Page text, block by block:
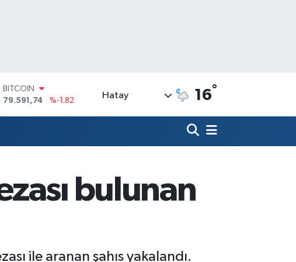
DOLAR
45,43620
%0.02
61,60380
%0.18
BİST100
14.598,00
%0
Hatay 16°
bulunan
ile aranan şahıs yakalandı.